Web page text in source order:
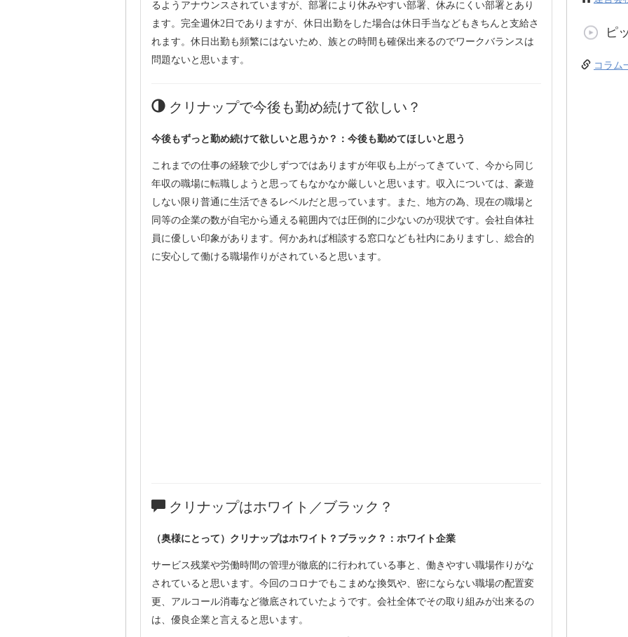
るようアナウンスされていますが、部署により休みやすい部署、休みにくい部署とあり
ます。完全週休2日でありますが、休日出勤をした場合は休日手当などもきちんと支給さ
れます。休日出勤も頻繁にはないため、族との時間も確保出来るのでワークバランスは
問題ないと思います。
クリナップで今後も勤め続けて欲しい？
今後もずっと勤め続けて欲しいと思うか？：今後も勤めてほしいと思う
これまでの仕事の経験で少しずつではありますが年収も上がってきていて、今から同じ
年収の職場に転職しようと思ってもなかなか厳しいと思います。収入については、豪遊
しない限り普通に生活できるレベルだと思っています。また、地方の為、現在の職場と
同等の企業の数が自宅から通える範囲内では圧倒的に少ないのが現状です。会社自体社
員に優しい印象があります。何かあれば相談する窓口なども社内にありますし、総合的
に安心して働ける職場作りがされていると思います。
クリナップはホワイト／ブラック？
（奥様にとって）クリナップはホワイト？ブラック？：ホワイト企業
サービス残業や労働時間の管理が徹底的に行われている事と、働きやすい職場作りがな
されていると思います。今回のコロナでもこまめな換気や、密にならない職場の配置変
更、アルコール消毒など徹底されていたようです。会社全体でその取り組みが出来るの
は、優良企業と言えると思います。
ピ
コラム